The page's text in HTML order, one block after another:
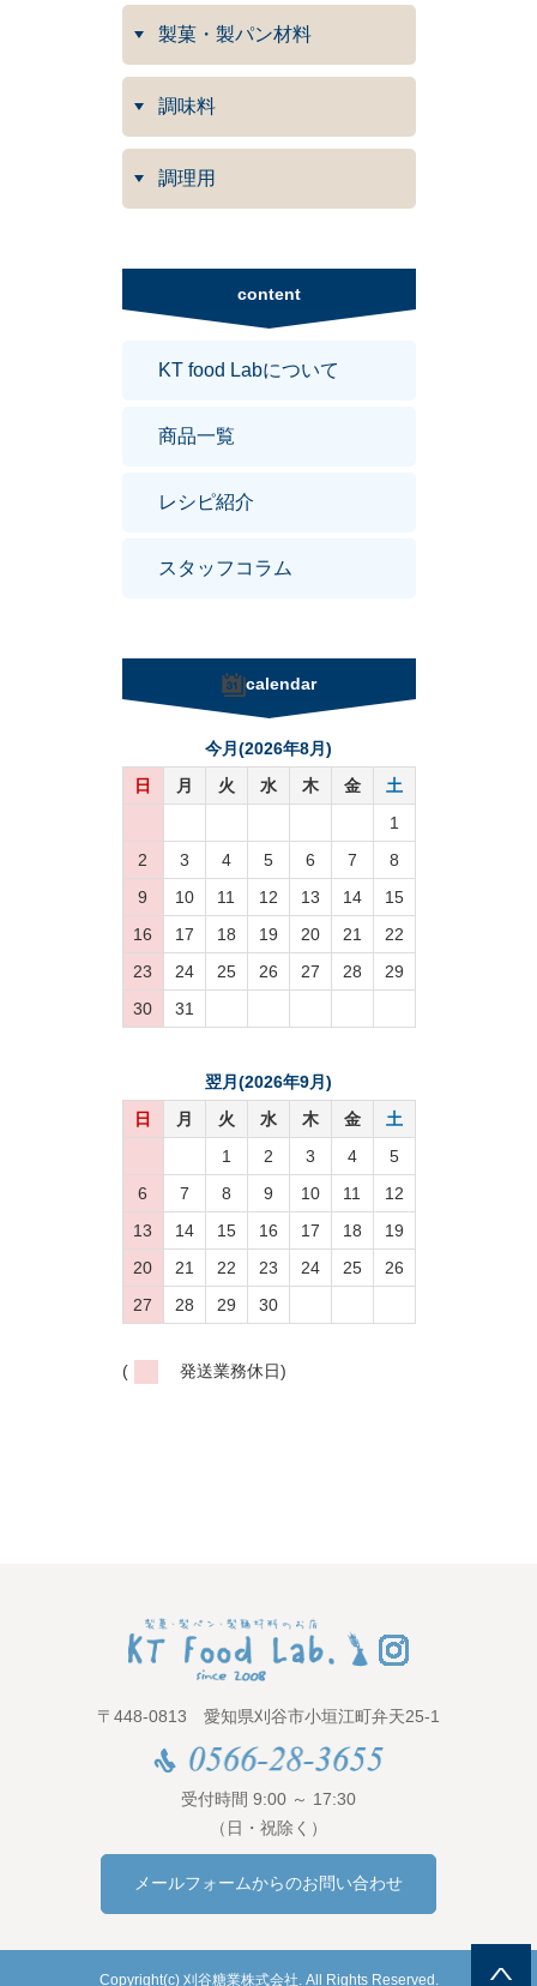
製菓・製パン材料
調味料
調理用
content
KT food Labについて
商品一覧
レシピ紹介
スタッフコラム
calendar
今月(2026年8月)
日
月 火 水 木 金
土
1
2
3 4 5 6 7
8
9
10 11 12 13 14
15
16
17 18 19 20 21
22
23
24 25 26 27 28
29
30
31
翌月(2026年9月)
日
月 火 水 木 金
土
1
2 3 4
5
6
7 8 9 10 11
12
13
14 15 16 17 18
19
20
21 22 23 24 25
26
27
28 29 30
( 発送業務休日)
〒448-0813 愛知県刈谷市小垣江町弁天25-1
受付時間 9:00 ～ 17:30
（日・祝除く）
メールフォームからのお問い合わせ
Copyright(c) 刈谷糖業株式会社. All Rights Reserved.